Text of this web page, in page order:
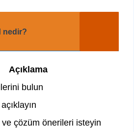
nedir?
Açıklama
bulun
ve çözüm önerileri isteyin